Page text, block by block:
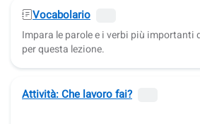
Vocabolario
Impara le parole e i verbi più importanti
per questa lezione.
Attività: Che lavoro fai?